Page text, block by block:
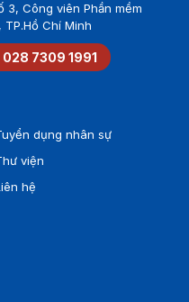
3, Công viên Phần mềm
Chí Minh
028 7309 1991
dụng nhân sự
viện
hệ